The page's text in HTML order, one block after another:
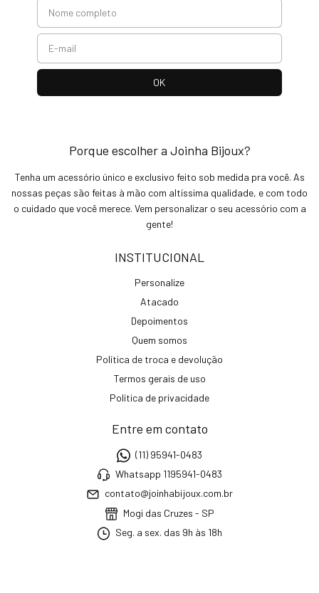
Porque escolher a Joinha Bijoux?
Tenha um acessório único e exclusivo feito sob medida pra você. As
nossas peças são feitas à mão com altíssima qualidade, e com todo
o cuidado que você merece. Vem personalizar o seu acessório com a
gente!
INSTITUCIONAL
Personalize
Atacado
Depoimentos
Quem somos
Política de troca e devolução
Termos gerais de uso
Política de privacidade
Entre em contato
(11) 95941-0483
Whatsapp 1195941-0483
contato@joinhabijoux.com.br
Mogi das Cruzes - SP
Seg. a sex. das 9h às 18h